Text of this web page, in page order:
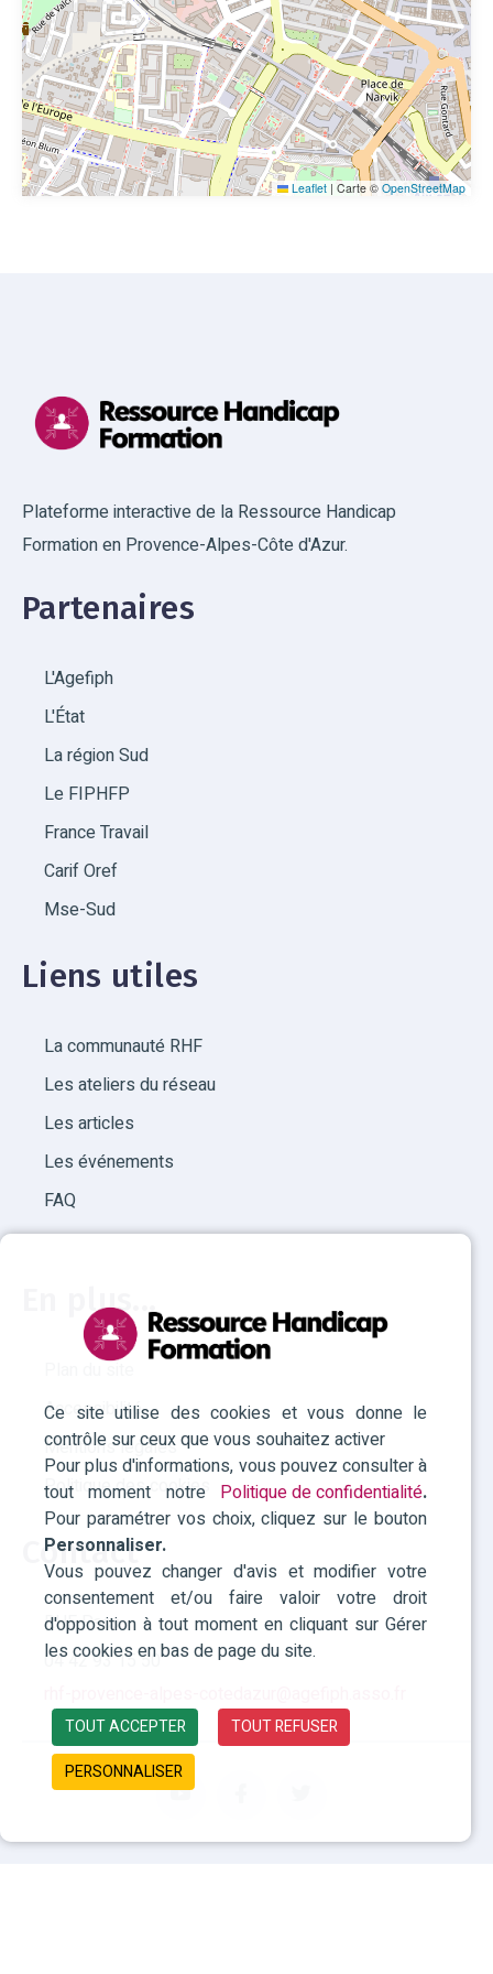
Ce site utilise des cookies et vous donne le
contrôle sur ceux que vous souhaitez activer
Pour plus d'informations, vous pouvez consulter à
tout moment notre Politique de confidentialité.
Pour paramétrer vos choix, cliquez sur le bouton
Personnaliser.
Vous pouvez changer d'avis et modifier votre
consentement et/ou faire valoir votre droit
d'opposition à tout moment en cliquant sur Gérer
les cookies en bas de page du site.
TOUT ACCEPTER
TOUT REFUSER
PERSONNALISER
Leaflet | Carte © OpenStreetMap
Plateforme interactive de la Ressource Handicap
Formation en Provence-Alpes-Côte d'Azur.
Partenaires
L'Agefiph
L'État
La région Sud
Le FIPHFP
France Travail
Carif Oref
Mse-Sud
Liens utiles
La communauté RHF
Les ateliers du réseau
Les articles
Les événements
FAQ
En plus...
Plan du site
Accessibilité
Mentions légales
Politique des cookies
Contact
RHF Paca
04 42 93 15 50